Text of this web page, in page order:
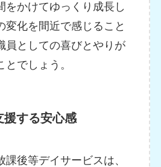
をかけてゆっくり成長し
変化を間近で感じること
員としての喜びとやりが
でしょう。
援する安心感
課後等デイサービスは、